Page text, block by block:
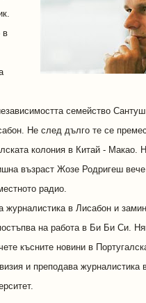
в
семейство
Не след дълго те се
колония в Китай - Макао.
възраст Жозе Родригеш
радио.
журналистика в Лисабон и
на работа в Би Би Си.
късните новини в
и преподава журналистика